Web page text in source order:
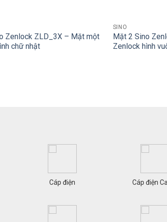
Zenlock ZLD_3X – Mặt một
chữ nhật
SINO
Mặt 2 Sino
Zenlock hình
Cáp điện Cáp điện